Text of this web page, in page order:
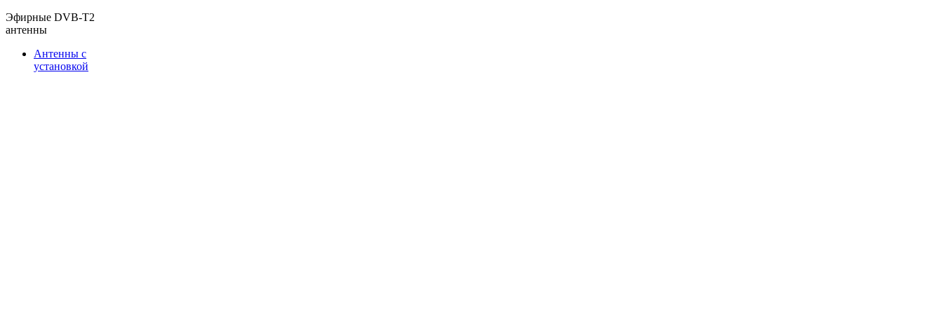
Эфирные DVB-T2
антенны
Антенны с
установкой